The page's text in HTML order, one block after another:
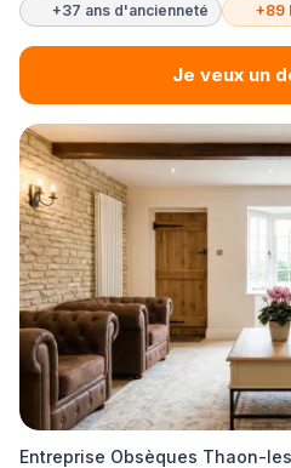
+37 ans d'ancienneté +89
Je veux un
Entreprise Obsèques Thaon-